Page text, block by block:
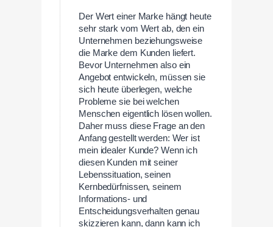
Der Wert einer Marke hängt heute
sehr stark vom Wert ab, den ein
Unternehmen beziehungsweise
die Marke dem Kunden liefert.
Bevor Unternehmen also ein
Angebot entwickeln, müssen sie
sich heute überlegen, welche
Probleme sie bei welchen
Menschen eigentlich lösen wollen.
Daher muss diese Frage an den
Anfang gestellt werden: Wer ist
mein idealer Kunde? Wenn ich
diesen Kunden mit seiner
Lebenssituation, seinen
Kernbedürfnissen, seinem
Informations- und
Entscheidungsverhalten genau
skizzieren kann, dann kann ich